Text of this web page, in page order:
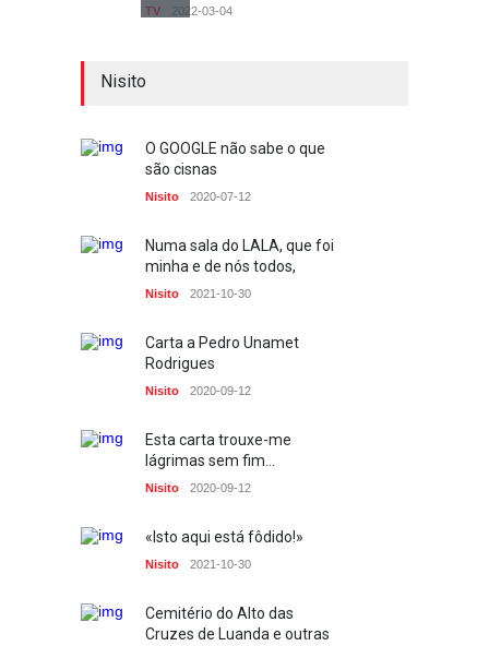
TV 2022-03-04
A Importância do Protocolo
no acto de comunicar
profissionalmente
Mercado D. Pedro V
Fotos 2021-10-30
Volta ao Globo em
fotografias
Fotos 2025-11-15
Cavaco em modo vagal e
Marcelo estilo tubarão
Fotos 2023-03-10
Como perder uma eleição
Biblos 2023-02-26
A guerra na primeira página
Nisito
O GOOGLE não sabe o que
são cisnas
Nisito 2020-07-12
Numa sala do LALA, que foi
minha e de nós todos,
Nisito 2021-10-30
Carta a Pedro Unamet
Rodrigues
Nisito 2020-09-12
Esta carta trouxe-me
lágrimas sem fim...
Nisito 2020-09-12
«Isto aqui está fôdido!»
Nisito 2021-10-30
Cemitério do Alto das
Cruzes de Luanda e outras